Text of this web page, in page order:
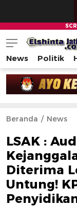
News Politik
Beranda News
LSAK :
Diterima
Untung!